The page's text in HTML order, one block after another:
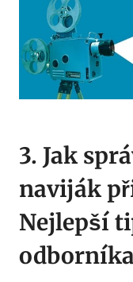
3. ⁢Jak
naviják
Nejlepší
odborníka